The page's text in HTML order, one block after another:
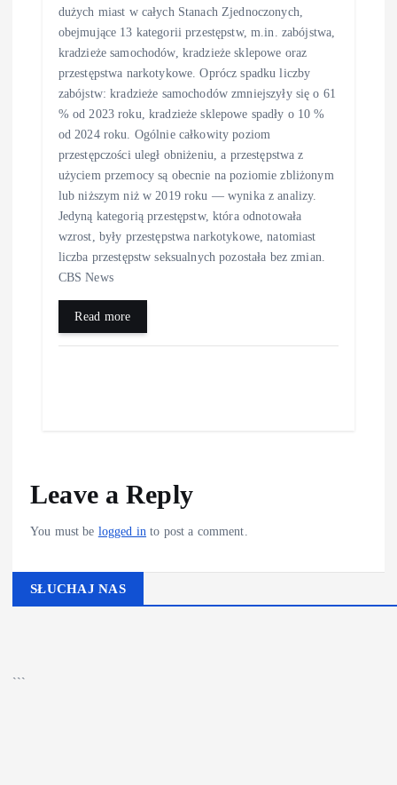
dużych miast w całych Stanach Zjednoczonych,
obejmujące 13 kategorii przestępstw, m.in. zabójstwa,
kradzieże samochodów, kradzieże sklepowe oraz
przestępstwa narkotykowe. Oprócz spadku liczby
zabójstw: kradzieże samochodów zmniejszyły się o 61
% od 2023 roku, kradzieże sklepowe spadły o 10 %
od 2024 roku. Ogólnie całkowity poziom
przestępczości uległ obniżeniu, a przestępstwa z
użyciem przemocy są obecnie na poziomie zbliżonym
lub niższym niż w 2019 roku — wynika z analizy.
Jedyną kategorią przestępstw, która odnotowała
wzrost, były przestępstwa narkotykowe, natomiast
liczba przestępstw seksualnych pozostała bez zmian.
CBS News
Read more
Leave a Reply
You must be logged in to post a comment.
SŁUCHAJ NAS
```